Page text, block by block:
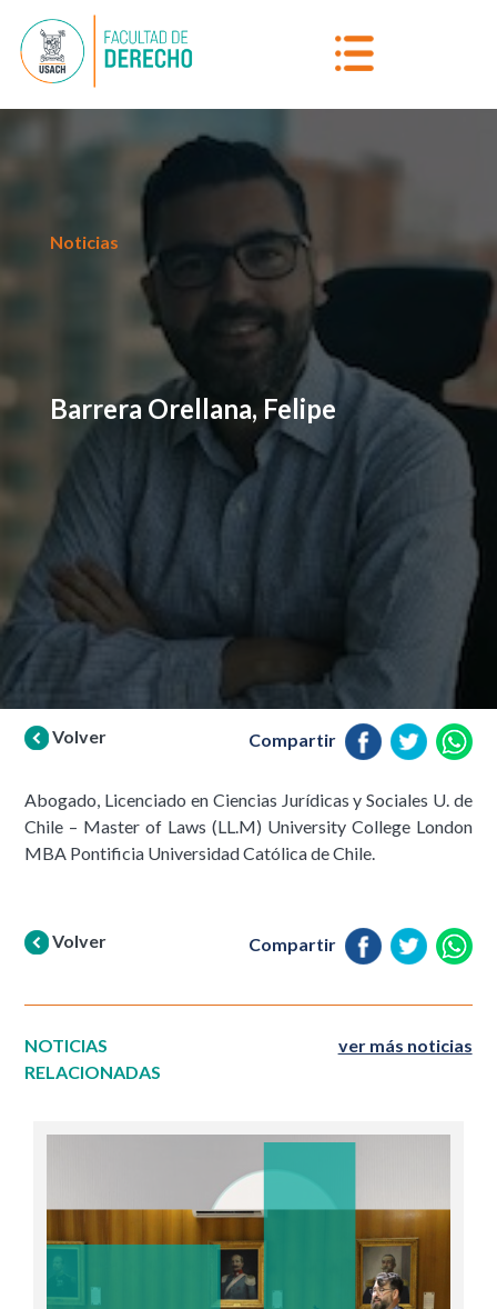
Noticias
Barrera Orellana, Felipe
Volver Compartir
Abogado, Licenciado en Ciencias Jurídicas y Sociales U. de
Chile – Master of Laws (LL.M) University College London
MBA Pontificia Universidad Católica de Chile.
Volver Compartir
NOTICIAS
RELACIONADAS
ver más noticias